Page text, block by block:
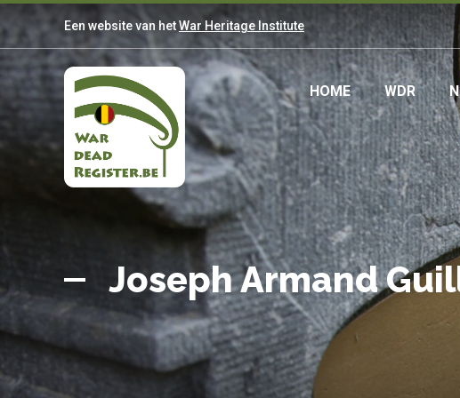
Overslaan
en
naar
de
inhoud
Een website van hetWar Heritage Institute
Belgian
War
Dead
Register
Main
HOME WDR
Joseph Armand